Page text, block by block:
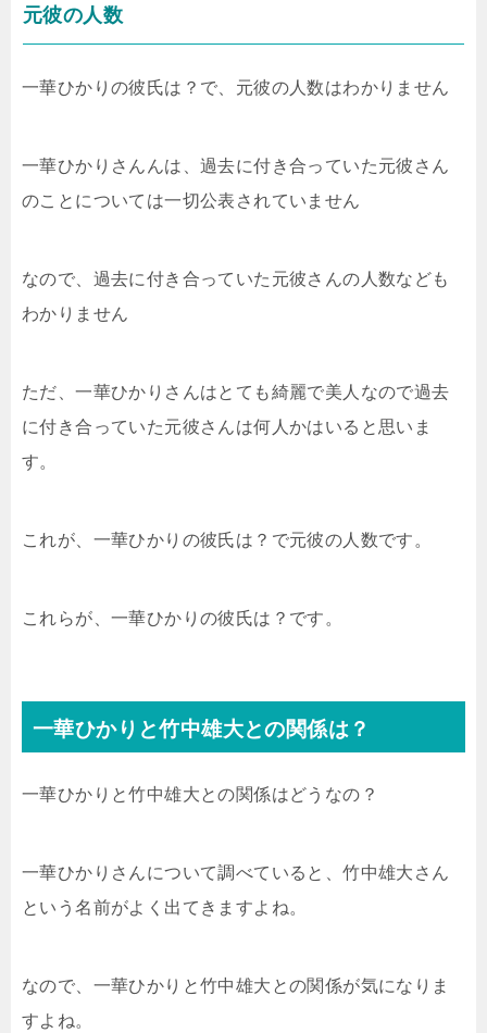
元彼の人数
一華ひかりの彼氏は？で、元彼の人数はわかりません
一華ひかりさんんは、過去に付き合っていた元彼さん
のことについては一切公表されていません
なので、過去に付き合っていた元彼さんの人数なども
わかりません
ただ、一華ひかりさんはとても綺麗で美人なので過去
に付き合っていた元彼さんは何人かはいると思いま
す。
これが、一華ひかりの彼氏は？で元彼の人数です。
これらが、一華ひかりの彼氏は？です。
一華ひかりと竹中雄大との関係は？
一華ひかりと竹中雄大との関係はどうなの？
一華ひかりさんについて調べていると、竹中雄大さん
という名前がよく出てきますよね。
なので、一華ひかりと竹中雄大との関係が気になりま
すよね。